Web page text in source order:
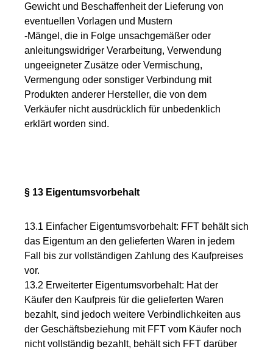
Gewicht und Beschaffenheit der Lieferung von
eventuellen Vorlagen und Mustern
-Mängel, die in Folge unsachgemäßer oder
anleitungswidriger Verarbeitung, Verwendung
ungeeigneter Zusätze oder Vermischung,
Vermengung oder sonstiger Verbindung mit
Produkten anderer Hersteller, die von dem
Verkäufer nicht ausdrücklich für unbedenklich
erklärt worden sind.
§ 13 Eigentumsvorbehalt
13.1 Einfacher Eigentumsvorbehalt: FFT behält sich
das Eigentum an den gelieferten Waren in jedem
Fall bis zur vollständigen Zahlung des Kaufpreises
vor.
13.2 Erweiterter Eigentumsvorbehalt: Hat der
Käufer den Kaufpreis für die gelieferten Waren
bezahlt, sind jedoch weitere Verbindlichkeiten aus
der Geschäftsbeziehung mit FFT vom Käufer noch
nicht vollständig bezahlt, behält sich FFT darüber